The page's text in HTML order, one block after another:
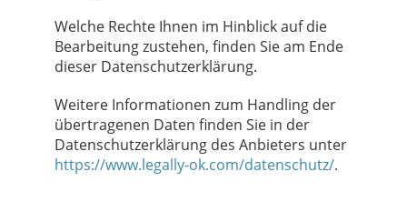
Welche Rechte Ihnen im Hinblick auf die
Bearbeitung zustehen, finden Sie am Ende
dieser Datenschutzerklärung.
Weitere Informationen zum Handling der
übertragenen Daten finden Sie in der
Datenschutzerklärung des Anbieters unter
https://www.legally-ok.com/datenschutz/.